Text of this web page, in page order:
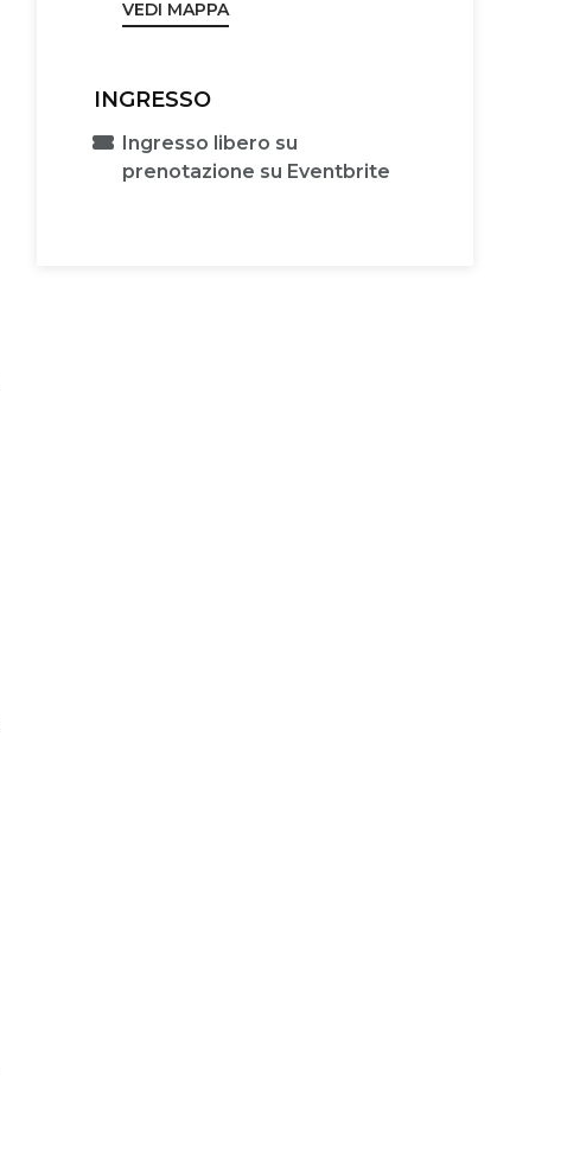
VEDI MAPPA
INGRESSO
Ingresso libero su
prenotazione su Eventbrite